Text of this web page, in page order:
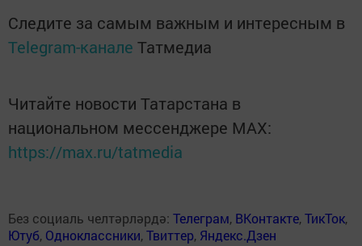
Следите за самым важным и интересным в
Telegram-канале Татмедиа
Читайте новости Татарстана в
национальном мессенджере MАХ:
https://max.ru/tatmedia
Без социаль челтәрләрдә: Телеграм, ВКонтакте,ТикТок,
Ютуб, Одноклассники,Твиттер, Яндекс.Дзен